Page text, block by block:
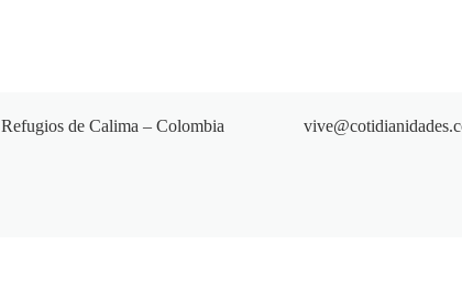
Refugios de Calima – Colombia